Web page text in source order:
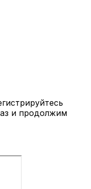
и продолжим